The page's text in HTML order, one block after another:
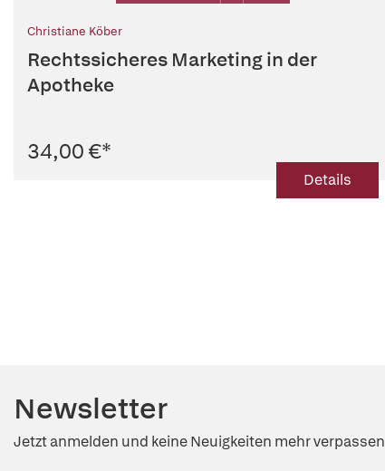
Christiane Köber
Rechtssicheres Marketing in der
Apotheke
34,00 €*
Details
Newsletter
Jetzt anmelden und keine Neuigkeiten mehr verpassen